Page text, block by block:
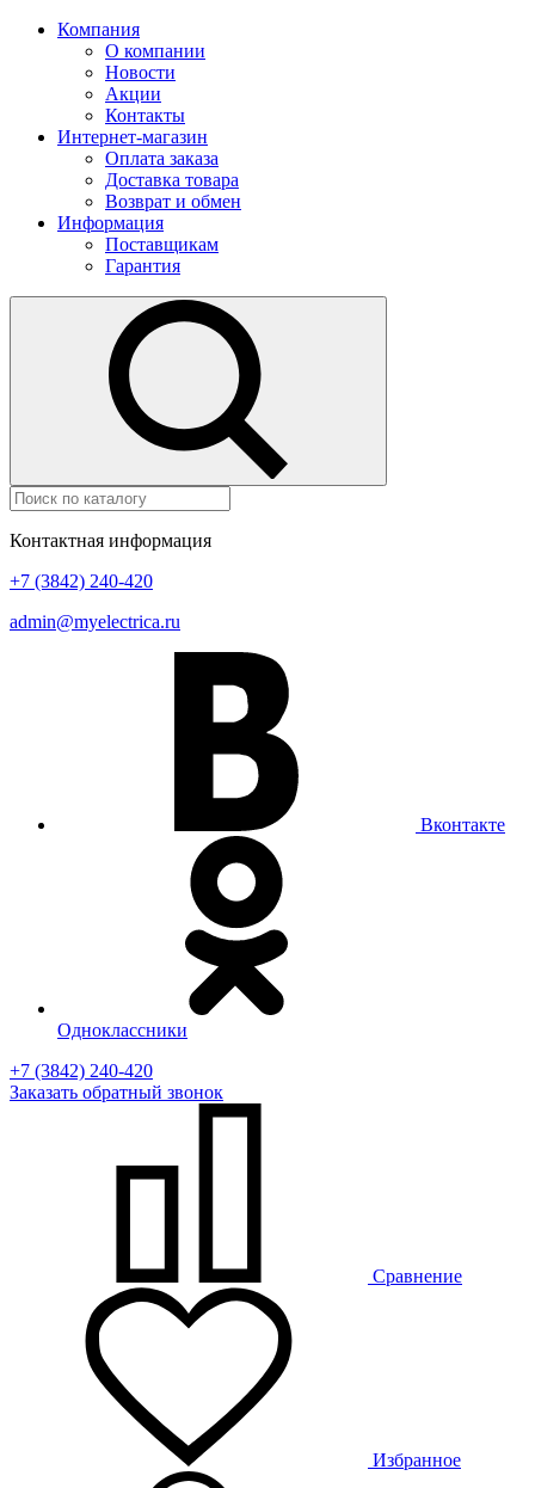
Компания
О компании
Новости
Акции
Контакты
Интернет-магазин
Оплата заказа
Доставка товара
Возврат и обмен
Информация
Поставщикам
Гарантия
Контактная информация
+7 (3842) 240-420
admin@myelectrica.ru
Вконтакте
Одноклассники
+7 (3842) 240-420
Заказать обратный звонок
Сравнение
Избранное